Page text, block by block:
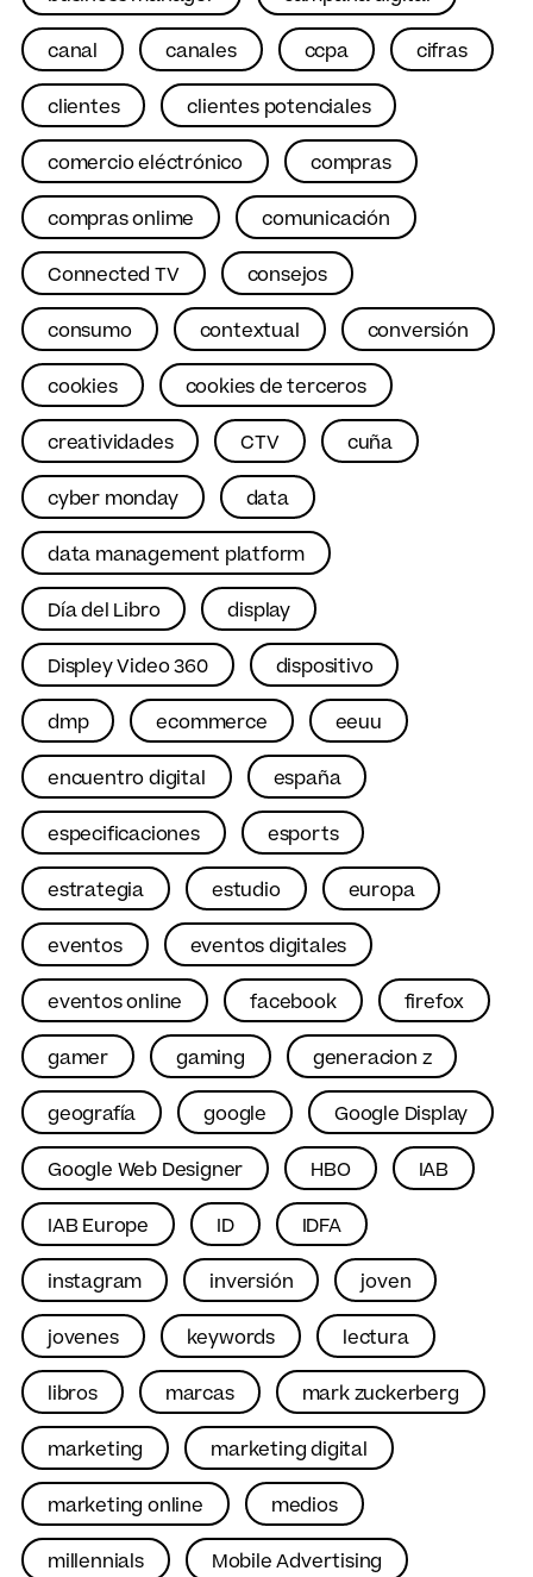
canal canales ccpa cifras
clientes clientes potenciales
comercio eléctrónico compras
compras onlime comunicación
Connected TV consejos
consumo contextual conversión
cookies cookies de terceros
creatividades CTV cuña
cyber monday data
data management platform
Día del Libro display
Displey Video 360 dispositivo
dmp ecommerce eeuu
encuentro digital españa
especificaciones esports
estrategia estudio europa
eventos eventos digitales
eventos online facebook firefox
gamer gaming generacion z
geografía google Google Display
Google Web Designer HBO IAB
IAB Europe ID IDFA
instagram inversión joven
jovenes keywords lectura
libros marcas mark zuckerberg
marketing marketing digital
marketing online medios
millennials Mobile Advertising